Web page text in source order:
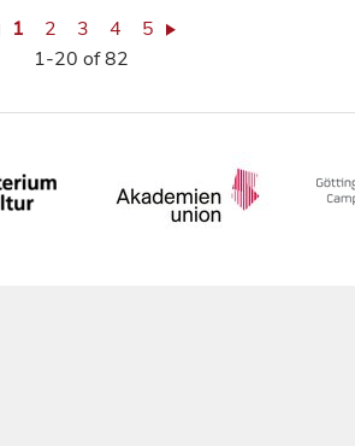
1 2 3 4
5
1-20 of 82